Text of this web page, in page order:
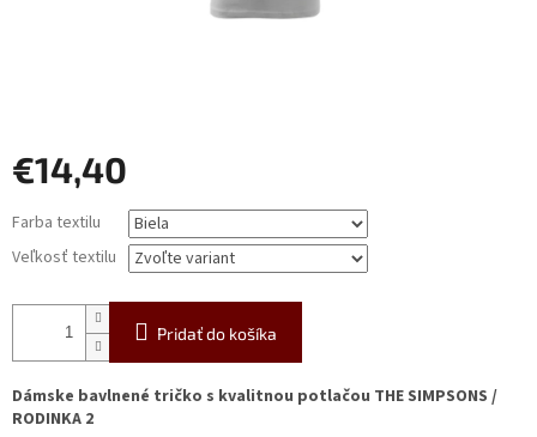
€14,40
cena:
Farba textilu
Veľkosť textilu
Pridať do košíka
Dámske bavlnené tričko s kvalitnou potlačou THE SIMPSONS /
RODINKA 2